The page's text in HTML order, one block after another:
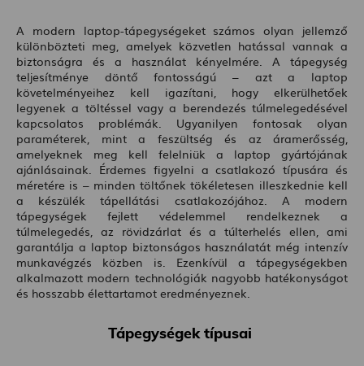
A modern laptop-tápegységeket számos olyan jellemző
különbözteti meg, amelyek közvetlen hatással vannak a
biztonságra és a használat kényelmére. A tápegység
teljesítménye döntő fontosságú – azt a laptop
követelményeihez kell igazítani, hogy elkerülhetőek
legyenek a töltéssel vagy a berendezés túlmelegedésével
kapcsolatos problémák. Ugyanilyen fontosak olyan
paraméterek, mint a feszültség és az áramerősség,
amelyeknek meg kell felelniük a laptop gyártójának
ajánlásainak. Érdemes figyelni a csatlakozó típusára és
méretére is – minden töltőnek tökéletesen illeszkednie kell
a készülék tápellátási csatlakozójához. A modern
tápegységek fejlett védelemmel rendelkeznek a
túlmelegedés, az rövidzárlat és a túlterhelés ellen, ami
garantálja a laptop biztonságos használatát még intenzív
munkavégzés közben is. Ezenkívül a tápegységekben
alkalmazott modern technológiák nagyobb hatékonyságot
és hosszabb élettartamot eredményeznek.
Tápegységek típusai